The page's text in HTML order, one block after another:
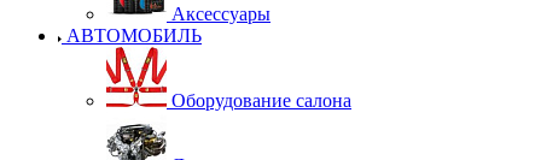
Аксессуары
АВТОМОБИЛЬ
Оборудование салона